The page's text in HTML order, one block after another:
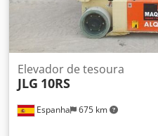
Espanha 675 km
Elevador de tesoura
JLG 10RS